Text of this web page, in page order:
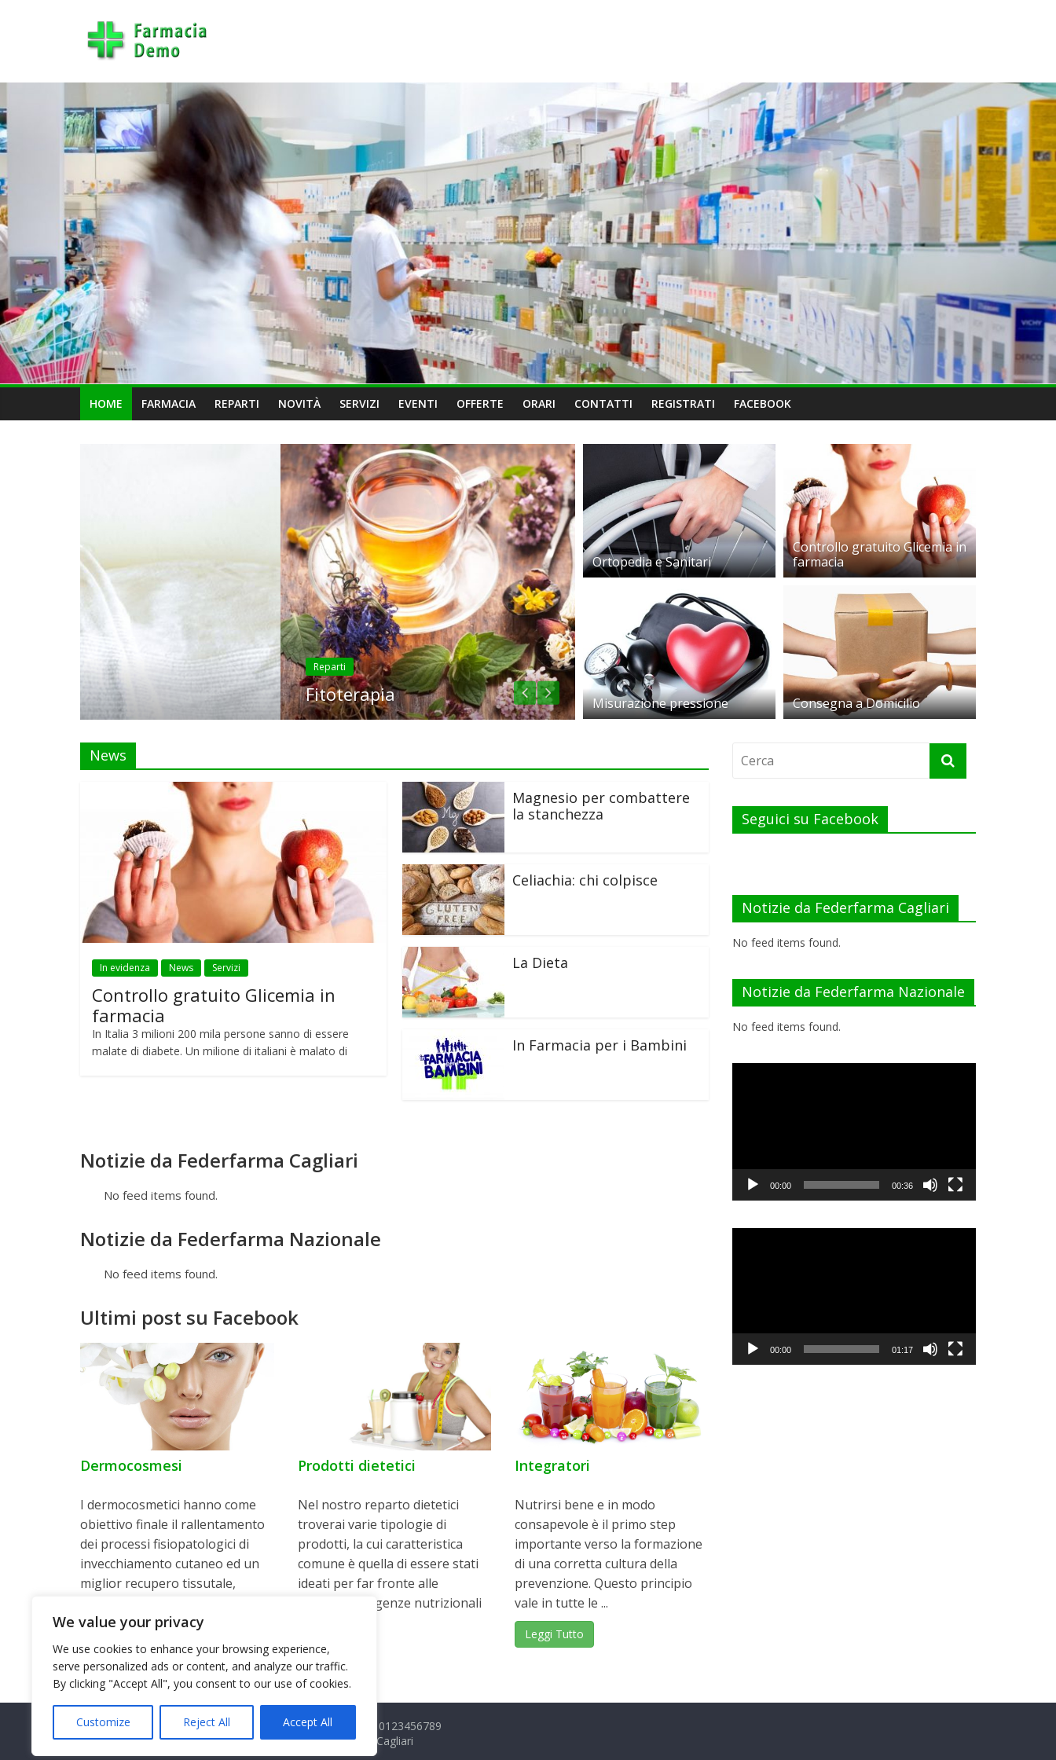
We value your privacy
We use cookies to enhance your browsing experience,
serve personalized ads or content, and analyze our traffic.
By clicking "Accept All", you consent to our use of cookies.
Customize Reject All Accept All
HOME FARMACIA REPARTI NOVITÀ SERVIZI EVENTI OFFERTE ORARI CONTATTI REGISTRATI FACEBOOK
Reparti
Fitoterapia
Reparti
Infanzia
Ortopedia e Sanitari
Controllo gratuito Glicemia in
farmacia
Misurazione pressione Consegna a Domicilio
News
In evidenza News Servizi
Controllo gratuito Glicemia in
farmacia
In Italia 3 milioni 200 mila persone sanno di essere
malate di diabete. Un milione di italiani è malato di
Magnesio per combattere
la stanchezza
Celiachia: chi colpisce
La Dieta
In Farmacia per i Bambini
Notizie da Federfarma Cagliari
No feed items found.
Notizie da Federfarma Nazionale
No feed items found.
Ultimi post su Facebook
Dermocosmesi
I dermocosmetici hanno come
obiettivo finale il rallentamento
dei processi fisiopatologici di
invecchiamento cutaneo ed un
miglior recupero tissutale,
attraverso ...
Leggi Tutto
Prodotti dietetici
Nel nostro reparto dietetici
troverai varie tipologie di
prodotti, la cui caratteristica
comune è quella di essere stati
ideati per far fronte alle
specifiche esigenze nutrizionali
Leggi Tutto
Integratori
Nutrirsi bene e in modo
consapevole è il primo step
importante verso la formazione
di una corretta cultura della
prevenzione. Questo principio
vale in tutte le ...
Leggi Tutto
Seguici su Facebook
Notizie da Federfarma Cagliari
No feed items found.
Notizie da Federfarma Nazionale
No feed items found.
00:00 00:36
00:00 01:17
Farmacia Dr. Demo - Via delle vie, 11 - 09000 Città - P.IVA: 0123456789
Realizzazione: Micro srlin collaborazione con Federfarma Cagliari